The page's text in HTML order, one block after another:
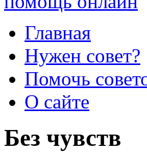
Главная
Нужен совет?
Помочь
О сайте
Без чувств